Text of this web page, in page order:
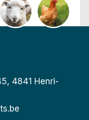
4841 Henri-